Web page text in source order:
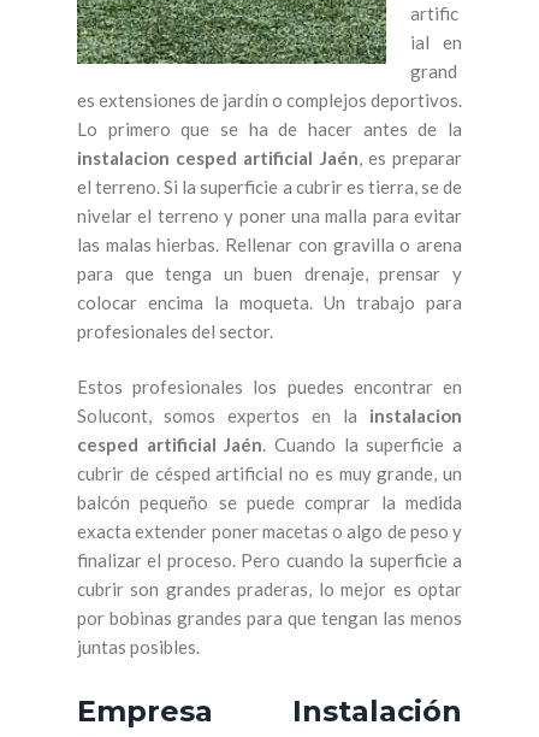
artific
ial en
grand
es extensiones de jardín o complejos deportivos.
Lo primero que se ha de hacer antes de la
instalacion cesped artificial Jaén , es preparar
el terreno. Si la superficie a cubrir es tierra, se de
nivelar el terreno y poner una malla para evitar
las malas hierbas. Rellenar con gravilla o arena
para que tenga un buen drenaje, prensar y
colocar encima la moqueta. Un trabajo para
profesionales del sector.
Estos profesionales los puedes encontrar en
Solucont, somos expertos en la instalacion
cesped artificial Jaén. Cuando la superficie a
cubrir de césped artificial no es muy grande, un
balcón pequeño se puede comprar la medida
exacta extender poner macetas o algo de peso y
finalizar el proceso. Pero cuando la superficie a
cubrir son grandes praderas, lo mejor es optar
por bobinas grandes para que tengan las menos
juntas posibles.
Empresa Instalación